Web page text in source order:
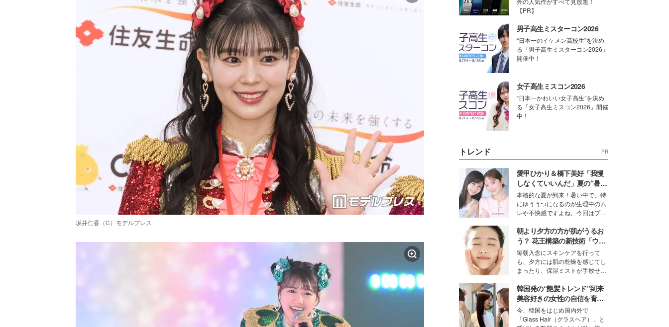
坂井仁香（C）モデルプレス
【PR】
男子高生ミスターコン2026
“日本一のイケメン高校生”を決め
る「男子高生ミスターコン2026」
開催中！
女子高生ミスコン2026
“日本一かわいい女子高生”を決め
る「女子高生ミスコン2026」開催
中！
トレンド PR
愛甲ひかり＆橋下美好「我慢
しなくていいんだ」夏の“暑さ
対策”の新しい選択肢とは？
本格的な夏が到来！暑い中で、特
にゆううつになるのが生理中のム
レや不快感ですよね。今回はプラ
モデル・愛甲ひかりさんと橋下美
好さんを迎えて本音で女子会トー
ク。猛暑のお出かけを快適に過ご
すヒントや、2人が感動した夏の
生理の新常識にも迫りました。
朝より夕方の方が肌がうるお
う？ 花王構築の新技術「ウォ
ーターキャプチャリングスキ
ン（捕水肌）」がスキンケア
の常識を変える予感
毎朝入念にスキンケアを行って
も、夕方には肌の乾燥を感じてし
まったり、保湿ミストが手放せな
な美容の常識を大きく変える可能
性を秘めた、革新的な「Water
Capturing Skin（ウォーターキャ
プチャリングスキン：捕水肌）」
技術を、花王が構築した。
韓国発の“艶髪トレンド”到来
美容好きの女性の自信を育む
「ヘアケア事情」って？
今、韓国をはじめ国内外で
「Glass Hair（グラスヘア）」と